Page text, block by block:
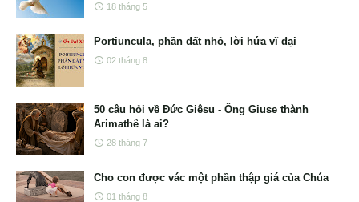
18 tháng 5
Portiuncula, phần đất nhỏ, lời hứa vĩ đại
02 tháng 8
50 câu hỏi về Đức Giêsu - Ông Giuse thành
Arimathê là ai?
28 tháng 7
Cho con được vác một phần thập giá của Chúa
01 tháng 8